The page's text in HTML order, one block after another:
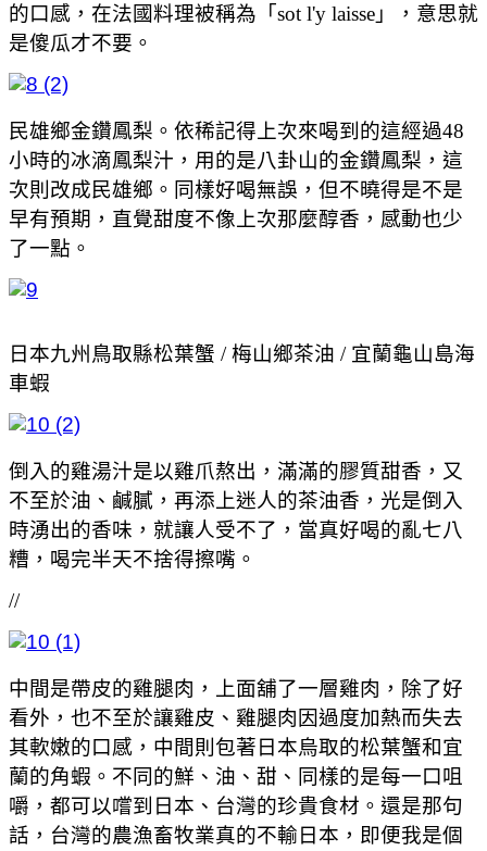
的口感，在法國料理被稱為「sot l'y laisse」，意思就
是傻瓜才不要。
民雄鄉金鑽鳳梨。依稀記得上次來喝到的這經過48
小時的冰滴鳳梨汁，用的是八卦山的金鑽鳳梨，這
次則改成民雄鄉。同樣好喝無誤，但不曉得是不是
早有預期，直覺甜度不像上次那麼醇香，感動也少
了一點。
日本九州鳥取縣松葉蟹 / 梅山鄉茶油 / 宜蘭龜山島海
車蝦
倒入的雞湯汁是以雞爪熬出，滿滿的膠質甜香，又
不至於油、鹹膩，再添上迷人的茶油香，光是倒入
時湧出的香味，就讓人受不了，當真好喝的亂七八
糟，喝完半天不捨得擦嘴。
//
中間是帶皮的雞腿肉，上面舖了一層雞肉，除了好
看外，也不至於讓雞皮、雞腿肉因過度加熱而失去
其軟嫩的口感，中間則包著日本烏取的松葉蟹和宜
蘭的角蝦。不同的鮮、油、甜、同樣的是每一口咀
嚼，都可以嚐到日本、台灣的珍貴食材。還是那句
話，台灣的農漁畜牧業真的不輸日本，即便我是個